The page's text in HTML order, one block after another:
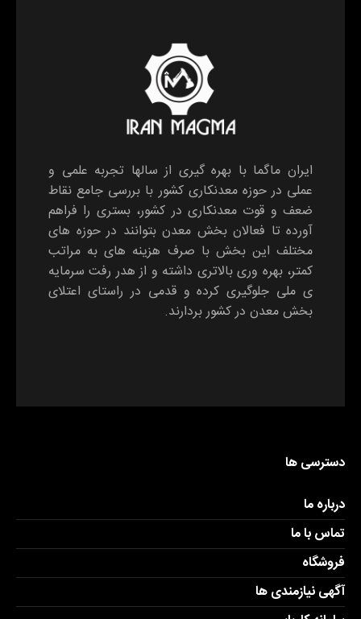
ایران ماگما با بهره گیری از سالها تجربه علمی و
عملی در حوزه معدنکاری کشور با بررسی جامع نقاط
ضعف و قوت معدنکاری در کشور، بستری را فراهم
آورده تا فعالان بخش معدن بتوانند در حوزه های
مختلف این بخش با صرف هزینه های به مراتب
کمتر، بهره وری بالاتری داشته و از هدر رفت سرمایه
ی ملی جلوگیری کرده و قدمی در راستای اعتلای
بخش معدن در کشور بردارند.
دسترسی ها
درباره ما
تماس با ما
فروشگاه
آگهی نیازمندی ها